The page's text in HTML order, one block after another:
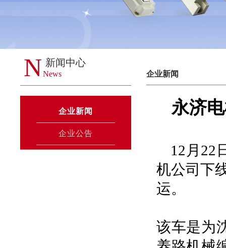
N 新闻中心
News
企业新闻
企业公告
企业新闻
永济
12月22
机公司下
运。
该车是为